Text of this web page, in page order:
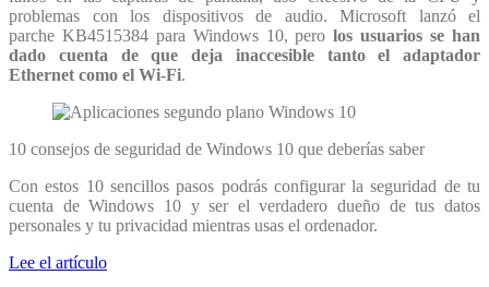
problemas con los dispositivos de audio. Microsoft lanzó el
parche KB4515384 para Windows 10, perolos usuarios se han
dado cuenta de que deja inaccesible tanto el adaptador
Ethernet como el Wi-Fi.
10 consejos de seguridad de Windows 10 que deberías saber
Con estos 10 sencillos pasos podrás configurar la seguridad de tu
cuenta de Windows 10 y ser el verdadero dueño de tus datos
personales y tu privacidad mientras usas el ordenador.
Lee el artículo